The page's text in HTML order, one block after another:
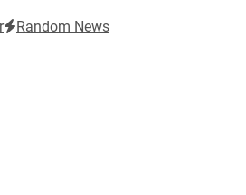
Random News